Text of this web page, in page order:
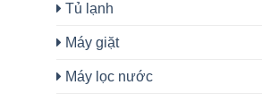
Tủ lạnh
Máy giặt
Máy lọc nước